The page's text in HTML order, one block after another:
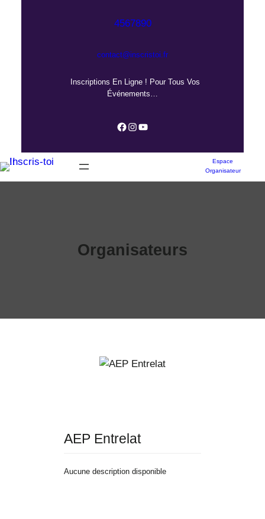
4567890
contact@inscristoi.fr
Inscriptions En Ligne ! Pour Tous Vos
Événements…
Facebook Instagram YouTube
Espace
Organisateur
Organisateurs
AEP Entrelat
Aucune description disponible